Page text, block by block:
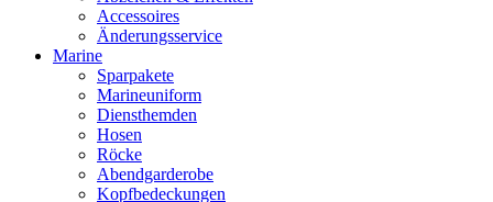
Accessoires
Änderungsservice
Marine
Sparpakete
Marineuniform
Diensthemden
Hosen
Röcke
Abendgarderobe
Kopfbedeckungen